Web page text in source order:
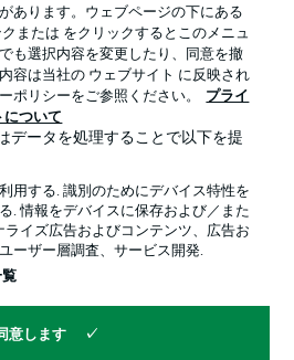
ー 優先設定を管理する
選手
Gruppe GmbH
あります。ウェブページの下にある
または をクリックするとこのメニュ
も選択内容を変更したり、同意を撤
容は当社の ウェブサイト に反映され
ポリシーをご参照ください。
プライ
について
データを処理することで以下を提
用する. 識別のためにデバイス特性を
. 情報をデバイスに保存および／また
ライズ広告およびコンテンツ、広告お
ーザー層調査、サービス開発.
覧
意します